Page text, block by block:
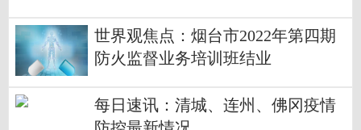
世界观焦点：烟台市2022年第四期
防火监督业务培训班结业
每日速讯：清城、连州、佛冈疫情